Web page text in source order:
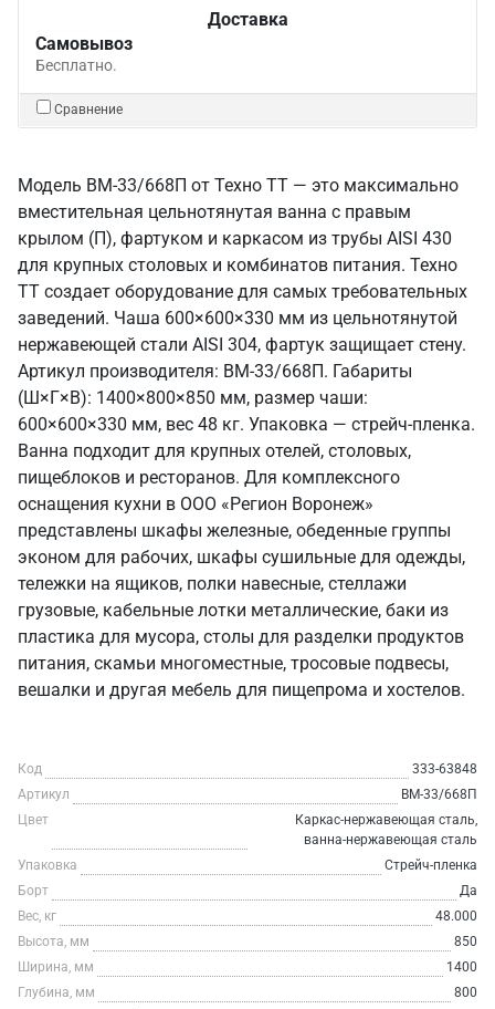
Доставка
Самовывоз
Бесплатно.
Сравнение
Модель ВМ-33/668П от Техно ТТ — это максимально
вместительная цельнотянутая ванна с правым
крылом (П), фартуком и каркасом из трубы AISI 430
для крупных столовых и комбинатов питания. Техно
ТТ создает оборудование для самых требовательных
заведений. Чаша 600×600×330 мм из цельнотянутой
нержавеющей стали AISI 304, фартук защищает стену.
Артикул производителя: ВМ-33/668П. Габариты
(Ш×Г×В): 1400×800×850 мм, размер чаши:
600×600×330 мм, вес 48 кг. Упаковка — стрейч-пленка.
Ванна подходит для крупных отелей, столовых,
пищеблоков и ресторанов. Для комплексного
оснащения кухни в ООО «Регион Воронеж»
представлены шкафы железные, обеденные группы
эконом для рабочих, шкафы сушильные для одежды,
тележки на ящиков, полки навесные, стеллажи
грузовые, кабельные лотки металлические, баки из
пластика для мусора, столы для разделки продуктов
питания, скамьи многоместные, тросовые подвесы,
вешалки и другая мебель для пищепрома и хостелов.
Код
333-63848
Артикул
ВМ-33/668П
Цвет
Каркас-нержавеющая сталь,
ванна-нержавеющая сталь
Упаковка
Стрейч-пленка
Борт
Да
Вес, кг
48.000
Высота, мм
850
Ширина, мм
1400
Глубина, мм
800